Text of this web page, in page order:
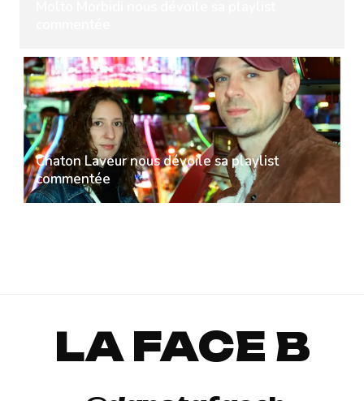
Chaton Laveur nous dévoile sa playlist
commentée
LA FACE B